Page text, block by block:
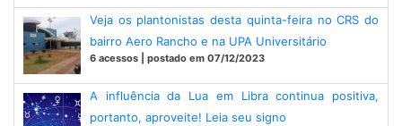
Veja os plantonistas desta quinta-feira no CRS do
bairro Aero Rancho e na UPA Universitário
6 acessos | postado em 07/12/2023
A influência da Lua em Libra continua positiva,
portanto, aproveite! Leia seu signo